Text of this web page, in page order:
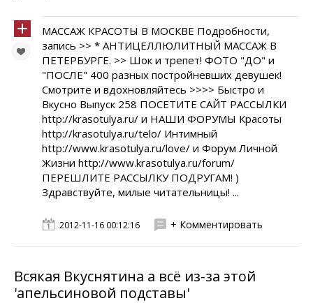
МАССАЖ КРАСОТЫ В МОСКВЕ Подробности,
запись >> * АНТИЦЕЛЛЮЛИТНЫЙ МАССАЖ В
ПЕТЕРБУРГЕ. >> Шок и трепет! ФОТО "ДО" и
"ПОСЛЕ" 400 разных постройневших девушек!
Смотрите и вдохновляйтесь >>>> Быстро и
Вкусно Выпуск 258 ПОСЕТИТЕ САЙТ РАССЫЛКИ
http://krasotulya.ru/ и НАШИ ФОРУМЫ Красоты
http://krasotulya.ru/telo/ Интимный
http://www.krasotulya.ru/love/ и Форум Личной
Жизни http://www.krasotulya.ru/forum/
ПЕРЕШЛИТЕ РАССЫЛКУ ПОДРУГАМ! )
Здравствуйте, милые читательницы! ...
2012-11-16 00:12:16 + Комментировать
Всякая Вкуснятина а всё из-за этой
'апельсиновой подставы'